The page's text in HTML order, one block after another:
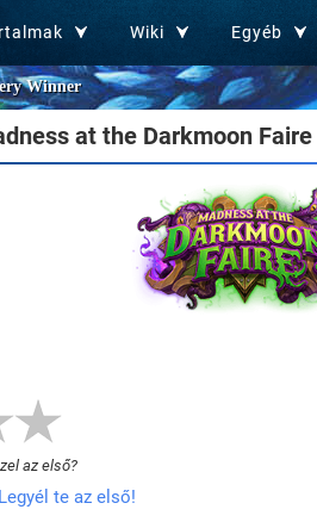
Wiki Egyéb
Winner
at the Darkmoon Faire
az első?
te az első!